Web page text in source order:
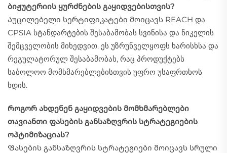
ბიჟუტერიის ყურძნების გაყიდვებისთვის?
Აუცილებელი სერტიფიკატები მოიცავს REACH და
CPSIA სტანდარტების შესაბამობას სვინისა და ნიკელის
შემცველობის მიხედვით. ეს უზრუნველყოფს ხარისხსა და
რეგულატორულ შესაბამობას, რაც პროდუქტებს
საბოლოო მომხმარებლებისთვის უფრო უსაფრთხოს
ხდის.
Როგორ ახდენენ გაყიდვების მომხმარებლები
თავიანთი ფასების განსაზღვრის სტრატეგიების
ოპტიმიზაციას?
Ფასების განსაზღვრის სტრატეგიები მოიცავს სრული